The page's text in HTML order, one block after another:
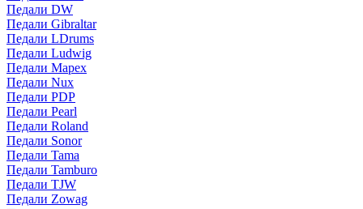
Педали DW
Педали Gibraltar
Педали LDrums
Педали Ludwig
Педали Mapex
Педали Nux
Педали PDP
Педали Pearl
Педали Roland
Педали Sonor
Педали Tama
Педали Tamburo
Педали TJW
Педали Zowag